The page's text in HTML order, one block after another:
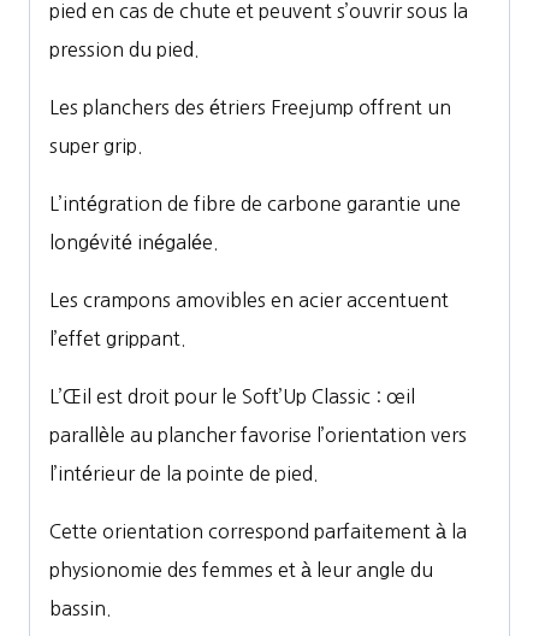
pied en cas de chute et peuvent s’ouvrir sous la
pression du pied.
Les planchers des étriers Freejump offrent un
super grip.
L’intégration de fibre de carbone garantie une
longévité inégalée.
Les crampons amovibles en acier accentuent
l’effet grippant.
L’Œil est droit pour le Soft’Up Classic : œil
parallèle au plancher favorise l’orientation vers
l’intérieur de la pointe de pied.
Cette orientation correspond parfaitement à la
physionomie des femmes et à leur angle du
bassin.